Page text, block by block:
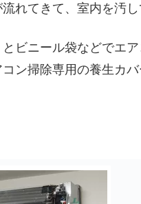
れてきて、室内を汚
ビニール袋などでエ
ン掃除専用の養生カ